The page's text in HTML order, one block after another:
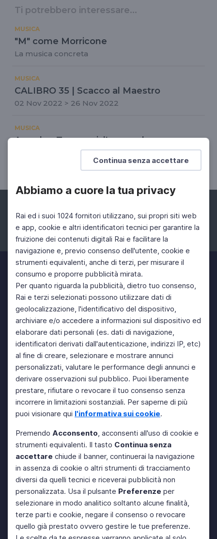
Continua senza accettare
Abbiamo a cuore la tua privacy
Rai ed i suoi 1024 fornitori utilizzano, sui propri siti web
e app, cookie e altri identificatori tecnici per garantire la
fruizione dei contenuti digitali Rai e facilitare la
navigazione e, previo consenso dell'utente, cookie e
strumenti equivalenti, anche di terzi, per misurare il
consumo e proporre pubblicità mirata.
Per quanto riguarda la pubblicità, dietro tuo consenso,
Rai e terzi selezionati possono utilizzare dati di
geolocalizzazione, l'identificativo del dispositivo,
archiviare e/o accedere a informazioni sul dispositivo ed
elaborare dati personali (es. dati di navigazione,
identificatori derivati dall'autenticazione, indirizzi IP, etc)
al fine di creare, selezionare e mostrare annunci
personalizzati, valutare le performance degli annunci e
derivare osservazioni sul pubblico. Puoi liberamente
prestare, rifiutare o revocare il tuo consenso senza
incorrere in limitazioni sostanziali. Per saperne di più
puoi visionare qui l'informativa sui cookie.
Premendo Acconsento, acconsenti all'uso di cookie e
strumenti equivalenti. Il tasto Continua senza
accettare chiude il banner, continuerai la navigazione
in assenza di cookie o altri strumenti di tracciamento
diversi da quelli tecnici e riceverai pubblicità non
personalizzata. Usa il pulsante Preferenze per
selezionare in modo analitico soltanto alcune finalità,
terze parti e cookie, negare il consenso o revocare
quello già prestato ovvero gestire le tue preferenze.
Ti potrebbero interessare...
MUSICA
"M" come Morricone
La musica concreta
MUSICA
CALIBRO 35 | Scacco al Maestro
02 Nov 2022 > 26 Nov 2022
MUSICA
Amedeo Tommasi, l'uomo che non
seppe resistere al jazz
La scomparsa del celebre pianista
Facebook Instagram Twitter